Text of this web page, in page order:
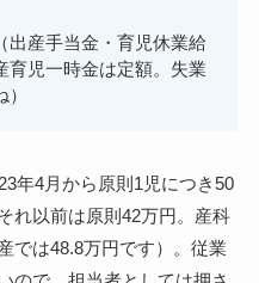
（出産手当金・育児休業給
育児一時金は定額。失業
年4月から 原則1児につき50
れ以前は原則42万円。産科
では48.8万円です）。従業